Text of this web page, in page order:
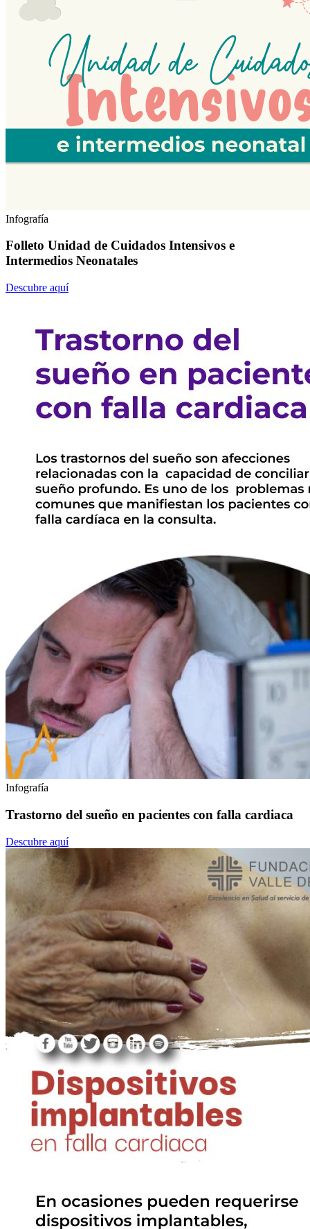
Infografía
Folleto Unidad de Cuidados Intensivos e
Intermedios Neonatales
Descubre aquí
Infografía
Trastorno del sueño en pacientes con falla cardiaca
Descubre aquí